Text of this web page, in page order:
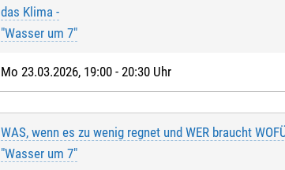
das Klima -
"Wasser um 7"
Mo 23.03.2026, 19:00 - 20:30 Uhr
WAS, wenn es zu wenig regnet und WER braucht
"Wasser um 7"